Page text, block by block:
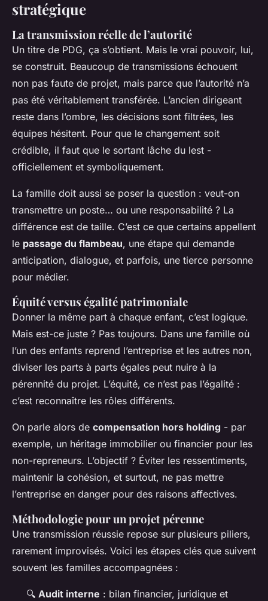
stratégique
La transmission réelle de l’autorité
Un titre de PDG, ça s’obtient. Mais le vrai pouvoir, lui,
se construit. Beaucoup de transmissions échouent
non pas faute de projet, mais parce que l’autorité n’a
pas été véritablement transférée. L’ancien dirigeant
reste dans l’ombre, les décisions sont filtrées, les
équipes hésitent. Pour que le changement soit
crédible, il faut que le sortant lâche du lest -
officiellement et symboliquement.
La famille doit aussi se poser la question : veut-on
transmettre un poste… ou une responsabilité ? La
différence est de taille. C’est ce que certains appellent
le passage du flambeau, une étape qui demande
anticipation, dialogue, et parfois, une tierce personne
pour médier.
Équité versus égalité patrimoniale
Donner la même part à chaque enfant, c’est logique.
Mais est-ce juste ? Pas toujours. Dans une famille où
l’un des enfants reprend l’entreprise et les autres non,
diviser les parts à parts égales peut nuire à la
pérennité du projet. L’équité, ce n’est pas l’égalité :
c’est reconnaître les rôles différents.
On parle alors de compensation hors holding - par
exemple, un héritage immobilier ou financier pour les
non-repreneurs. L’objectif ? Éviter les ressentiments,
maintenir la cohésion, et surtout, ne pas mettre
l’entreprise en danger pour des raisons affectives.
Méthodologie pour un projet pérenne
Une transmission réussie repose sur plusieurs piliers,
rarement improvisés. Voici les étapes clés que suivent
souvent les familles accompagnées :
🔍 Audit interne : bilan financier, juridique et